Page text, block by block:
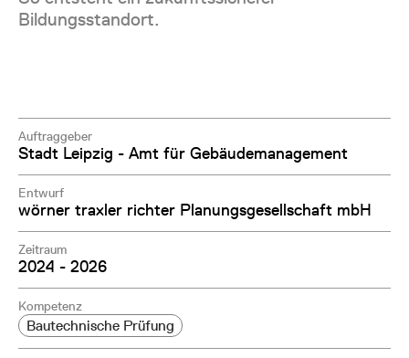
Bildungsstandort.
Auftraggeber
Stadt Leipzig - Amt für Gebäudemanagement
Entwurf
wörner traxler richter Planungsgesellschaft mbH
Zeitraum
2024 - 2026
Kompetenz
Bautechnische Prüfung